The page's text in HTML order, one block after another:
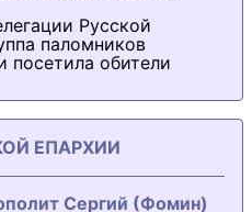
Русской
паломников
обители
ЕПАРХИИ
Сергий (Фомин)